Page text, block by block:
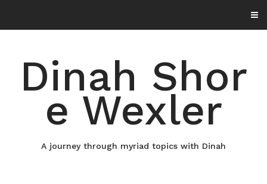
content
Dinah Shor
e Wexler
A journey through myriad topics with Dinah